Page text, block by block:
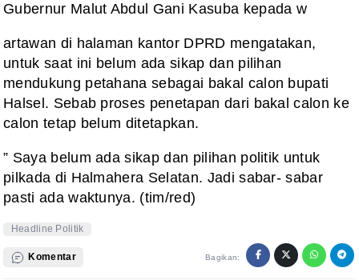
Gubernur Malut Abdul Gani Kasuba kepada w
artawan di halaman kantor DPRD mengatakan,
untuk saat ini belum ada sikap dan pilihan
mendukung petahana sebagai bakal calon bupati
Halsel. Sebab proses penetapan dari bakal calon ke
calon tetap belum ditetapkan.
” Saya belum ada sikap dan pilihan politik untuk
pilkada di Halmahera Selatan. Jadi sabar- sabar
pasti ada waktunya. (tim/red)
Headline Politik
Komentar Bagikan: